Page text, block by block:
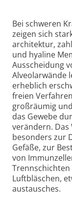
Bei schweren
zeigen sich
architektur,
und hyaline
Ausscheidung
Alveolar­wände
erheblich
freien
großräumig
das Gewebe
verändern.
besonders zur
Gefäße, zur
von
Luftbläschen,
austausches.